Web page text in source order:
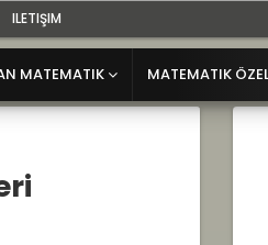
ILETIŞIM
MATEMATIK MATEMATIK